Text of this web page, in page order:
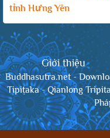
tỉnh Hưng Yên
Giới thiệu
Buddhasutra.net-
Tipiṭaka-Qianlong